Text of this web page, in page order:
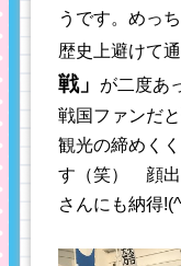
うです。めっ
歴史上避けて
戦」
が二度あ
戦国ファンだ
観光の締めく
す（笑） 顔出
さんにも納得